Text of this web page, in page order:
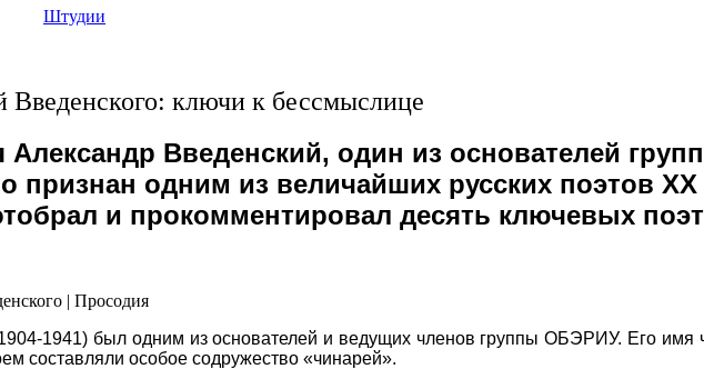
Штудии
Введенского: ключи к бессмыслице
Александр Введенский, один из основателей
признан одним из величайших русских поэтов
и прокомментировал десять ключевых
1941) был одним из основателей и ведущих членов группы ОБЭРИУ. Его
составляли особое содружество «чинарей».